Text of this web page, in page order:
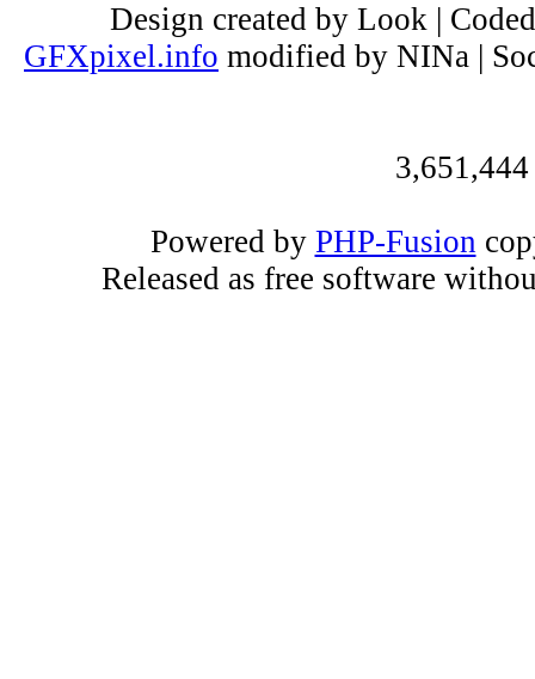
Design created by Look |
GFXpixel.info modified by NINa |
Powered by PHP-Fusion
Released as free software